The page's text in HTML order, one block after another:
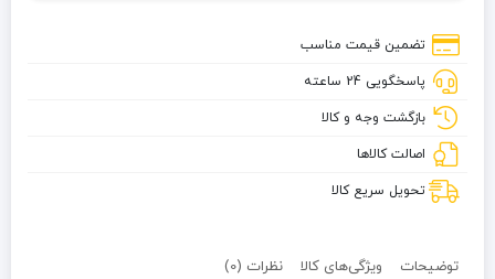
3048
تضمین قیمت مناسب
پاسخگویی 24 ساعته
بازگشت وجه و کالا
اصالت کالاها
تحویل سریع کالا
توضیحات ویژگی‌های کالا نظرات (0)